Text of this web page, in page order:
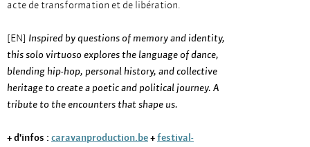
acte de transformation et de libération.
[EN] Inspired by questions of memory and identity,
this solo virtuoso explores the language of dance,
blending hip-hop, personal history, and collective
heritage to create a poetic and political journey. A
tribute to the encounters that shape us.
+ d'infos : caravanproduction.be+festival-